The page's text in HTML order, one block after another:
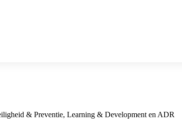
& Preventie, Learning & Development en ADR